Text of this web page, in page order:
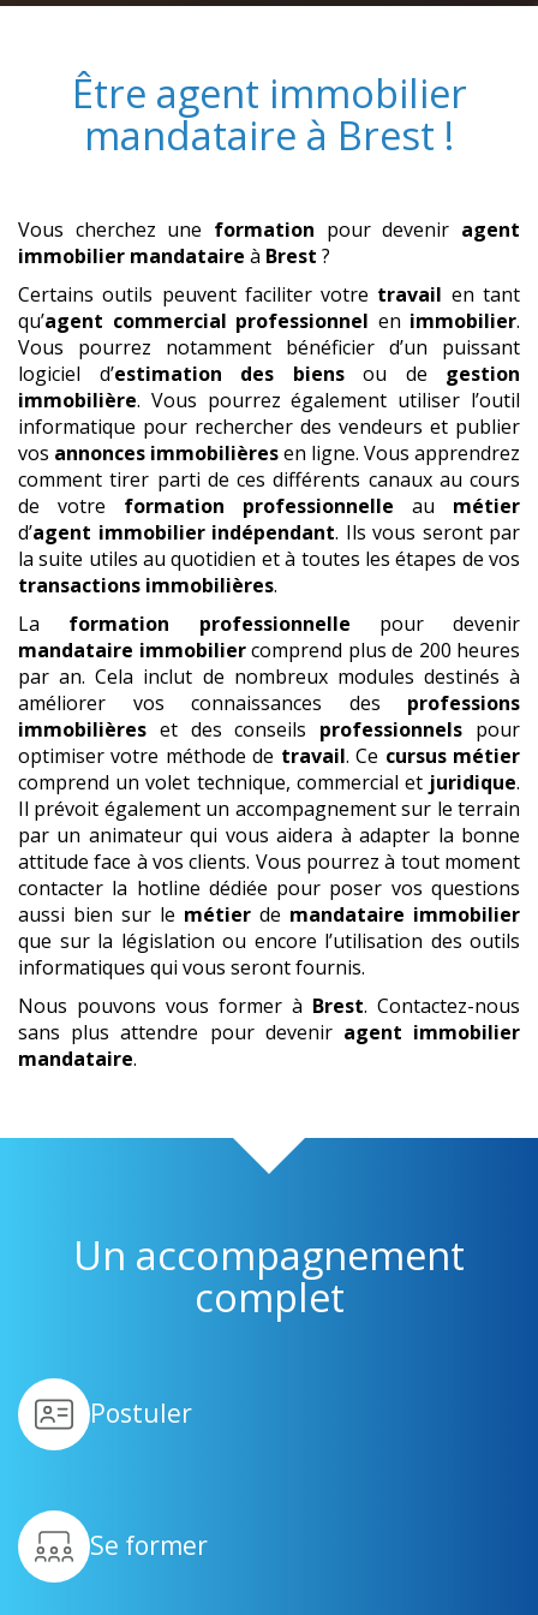
Être agent immobilier
mandataire à Brest !
Vous cherchez une formation pour devenir agent
immobilier mandataire à Brest ?
Certains outils peuvent faciliter votre travail en tant
qu’agent commercial professionnel en immobilier.
Vous pourrez notamment bénéficier d’un puissant
logiciel d’estimation des biensou de gestion
immobilière. Vous pourrez également utiliser l’outil
informatique pour rechercher des vendeurs et publier
vos annonces immobilièresen ligne. Vous apprendrez
comment tirer parti de ces différents canaux au cours
de votre formation professionnelle au métier
d’agent immobilier indépendant. Ils vous seront par
la suite utiles au quotidien et à toutes les étapes de vos
transactions immobilières.
La formation professionnelle pour devenir
mandataire immobiliercomprend plus de 200 heures
par an. Cela inclut de nombreux modules destinés à
améliorer vos connaissances des professions
immobilières et des conseils professionnels pour
optimiser votre méthode de travail. Ce cursus métier
comprend un volet technique, commercial et juridique.
Il prévoit également un accompagnement sur le terrain
par un animateur qui vous aidera à adapter la bonne
attitude face à vos clients. Vous pourrez à tout moment
contacter la hotline dédiée pour poser vos questions
aussi bien sur le métier de mandataire immobilier
que sur la législation ou encore l’utilisation des outils
informatiques qui vous seront fournis.
Nous pouvons vous former à Brest. Contactez-nous
sans plus attendre pour devenir agent immobilier
mandataire.
Un accompagnement
complet
Postuler
Se former